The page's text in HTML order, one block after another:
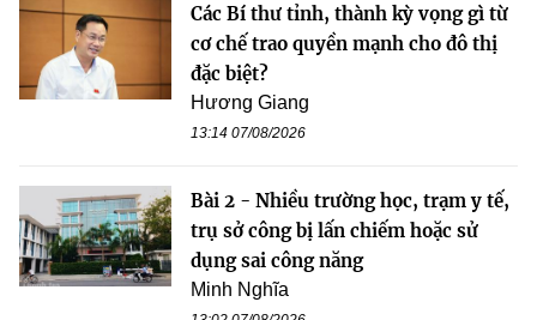
Các Bí thư tỉnh, thành kỳ vọng gì từ
cơ chế trao quyền mạnh cho đô thị
đặc biệt?
Hương Giang
13:14 07/08/2026
Bài 2 - Nhiều trường học, trạm y tế,
trụ sở công bị lấn chiếm hoặc sử
dụng sai công năng
Minh Nghĩa